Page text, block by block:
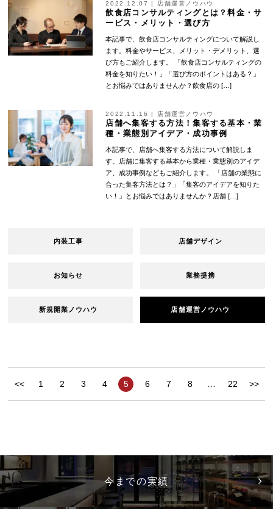
2022.12.07 | 店舗運営ノウハウ
飲食店コンサルティングとは？料金・サ
ービス・メリット・選び方
本記事で、飲食店コンサルティングについて解説し
ます。料金やサービス、メリット・デメリット、選
び方もご紹介します。 「飲食店コンサルティングの
料金を知りたい！」「選び方のポイントはある？」
とお悩みではありませんか？飲食店の […]
2022.11.16 | 店舗運営ノウハウ
店舗へ集客する方法！集客する基本・業
種・業態別アイデア・成功事例
本記事で、店舗へ集客する方法について解説しま
す。店舗に集客する基本から業種・業態別のアイデ
ア、成功事例などもご紹介します。 「店舗の業態に
合った集客方法とは？」「集客のアイデアを知りた
い！」とお悩みではありませんか？店舗 […]
内装工事 店舗デザイン
お知らせ 業務提携
新規開業ノウハウ 店舗運営ノウハウ
<< 1 2 3 4 5 6 7 8 22 >>
今までの実績